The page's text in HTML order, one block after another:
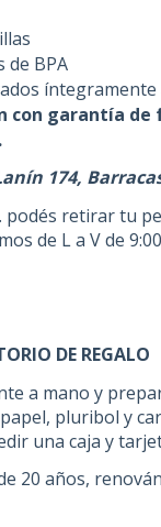
BPA
íntegramente
con garantía de
174,
retirar tu
de L a V de
DE REGALO
a mano y
pluribol y
una caja y
20 años,